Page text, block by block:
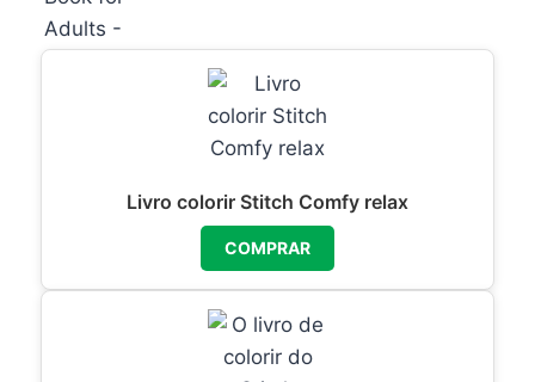
Livro colorir Stitch Comfy relax
COMPRAR